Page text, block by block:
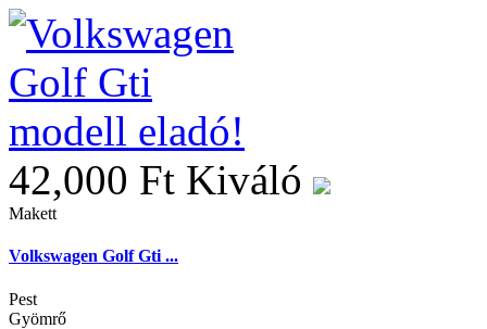
42,000 Ft Kiváló
Makett
Volkswagen Golf Gti ...
Pest
Gyömrő